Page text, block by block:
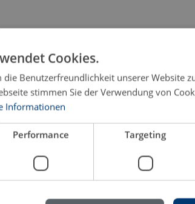
gern.
Cookies.
Benutzerfreundlichkeit unserer Website
stimmen Sie der Verwendung von
Informationen
Performance Targeting